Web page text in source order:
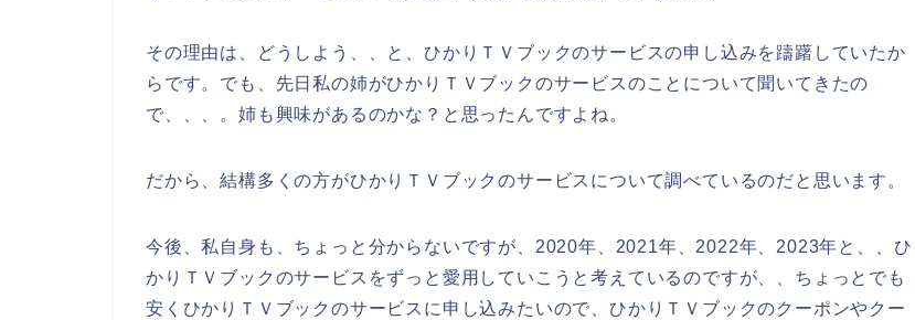
その理由は、どうしよう、、と、ひかりＴＶブックのサービスの申し込みを躊躇していたか
らです。でも、先日私の姉がひかりＴＶブックのサービスのことについて聞いてきたの
で、、、。姉も興味があるのかな？と思ったんですよね。
だから、結構多くの方がひかりＴＶブックのサービスについて調べているのだと思います。
今後、私自身も、ちょっと分からないですが、2020年、2021年、2022年、2023年と、、ひ
かりＴＶブックのサービスをずっと愛用していこうと考えているのですが、、ちょっとでも
安くひかりＴＶブックのサービスに申し込みたいので、ひかりＴＶブックのクーポンやクー